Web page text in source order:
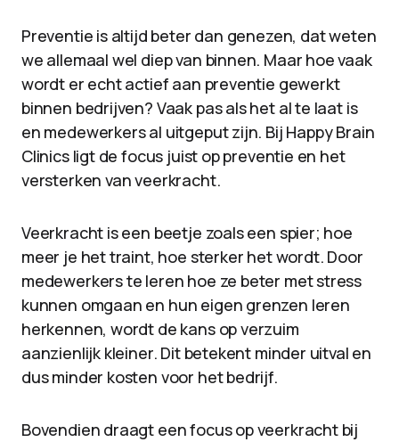
Preventie is altijd beter dan genezen, dat weten
we allemaal wel diep van binnen. Maar hoe vaak
wordt er echt actief aan preventie gewerkt
binnen bedrijven? Vaak pas als het al te laat is
en medewerkers al uitgeput zijn. Bij Happy Brain
Clinics ligt de focus juist op preventie en het
versterken van veerkracht.
Veerkracht is een beetje zoals een spier; hoe
meer je het traint, hoe sterker het wordt. Door
medewerkers te leren hoe ze beter met stress
kunnen omgaan en hun eigen grenzen leren
herkennen, wordt de kans op verzuim
aanzienlijk kleiner. Dit betekent minder uitval en
dus minder kosten voor het bedrijf.
Bovendien draagt een focus op veerkracht bij